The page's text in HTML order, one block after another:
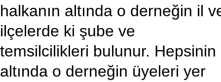
halkanın altında o derneğin il
ilçelerde ki şube ve
temsilcilikleri bulunur. Hepsinin
altında o derneğin üyeleri yer